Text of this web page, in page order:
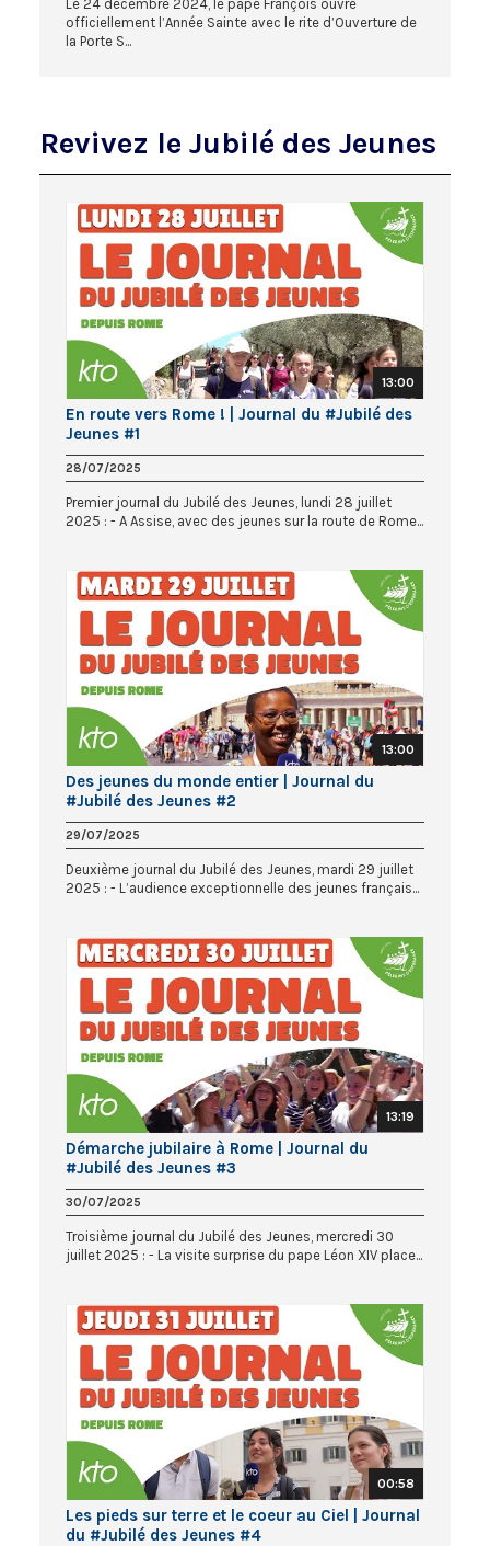
Le 24 décembre 2024, le pape François ouvre
officiellement l’Année Sainte avec le rite d’Ouverture de
la Porte S...
Revivez le Jubilé des Jeunes
13:00
En route vers Rome ! | Journal du #Jubilé des
Jeunes #1
28/07/2025
Premier journal du Jubilé des Jeunes, lundi 28 juillet
2025 : - A Assise, avec des jeunes sur la route de Rome...
13:00
Des jeunes du monde entier | Journal du
#Jubilé des Jeunes #2
29/07/2025
Deuxième journal du Jubilé des Jeunes, mardi 29 juillet
2025 : - L’audience exceptionnelle des jeunes français...
13:19
Démarche jubilaire à Rome | Journal du
#Jubilé des Jeunes #3
30/07/2025
Troisième journal du Jubilé des Jeunes, mercredi 30
juillet 2025 : - La visite surprise du pape Léon XIV place...
00:58
Les pieds sur terre et le coeur au Ciel | Journal
du #Jubilé des Jeunes #4